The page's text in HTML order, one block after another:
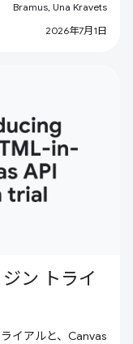
Bramus, Una Kravets
2026年7月1日
ン トライ
イアルと、Canvas